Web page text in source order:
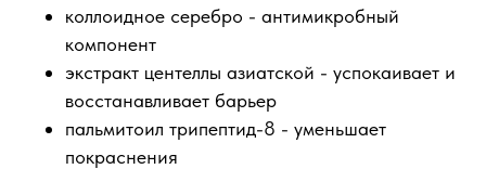
коллоидное серебро - антимикробный
компонент
экстракт центеллы азиатской - успокаивает и
восстанавливает барьер
пальмитоил трипептид-8 - уменьшает
покраснения